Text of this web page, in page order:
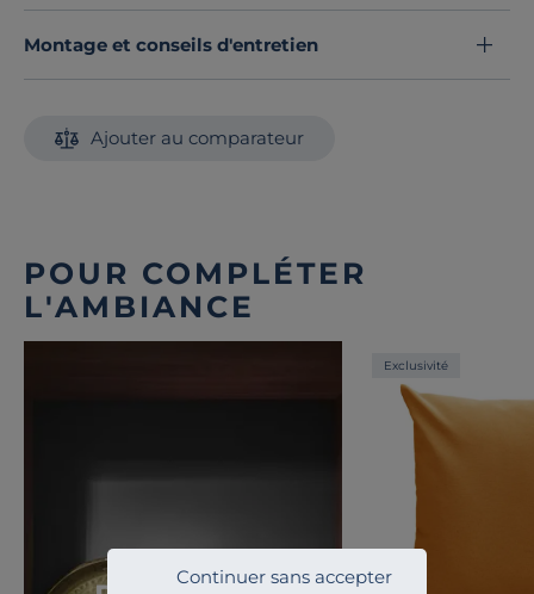
Continuer sans accepter
la collection Oscar.
Découvrez toute notre sélection :
Montage et conseils d'entretien
Ajouter au comparateur
POUR COMPLÉTER
L'AMBIANCE
Toute l'inspiration
Exclusivité